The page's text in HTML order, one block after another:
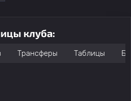
клуба:
Трансферы Таблицы